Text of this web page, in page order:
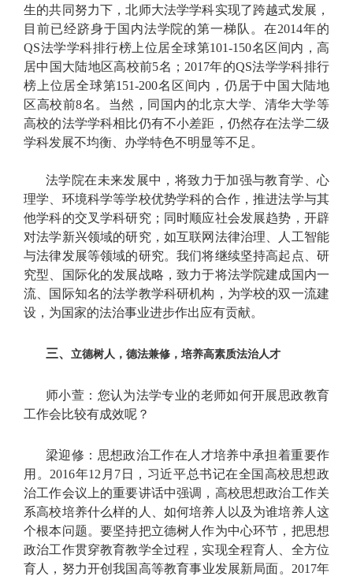
生的共同努力下，北师大法学学科实现了跨越式发展，
目前已经跻身于国内法学院的第一梯队。在2014年的
QS法学学科排行榜上位居全球第101-150名区间内，高
居中国大陆地区高校前5名；2017年的QS法学学科排行
榜上位居全球第151-200名区间内，仍居于中国大陆地
区高校前8名。当然，同国内的北京大学、清华大学等
高校的法学学科相比仍有不小差距，仍然存在法学二级
学科发展不均衡、办学特色不明显等不足。
法学院在未来发展中，将致力于加强与教育学、心
理学、环境科学等学校优势学科的合作，推进法学与其
他学科的交叉学科研究；同时顺应社会发展趋势，开辟
对法学新兴领域的研究，如互联网法律治理、人工智能
与法律发展等领域的研究。我们将继续坚持高起点、研
究型、国际化的发展战略，致力于将法学院建成国内一
流、国际知名的法学教学科研机构，为学校的双一流建
设，为国家的法治事业进步作出应有贡献。
三、 立德树人，德法兼修，培养高素质法治人才
师小萱：您认为法学专业的老师如何开展思政教育
工作会比较有成效呢？
梁迎修：思想政治工作在人才培养中承担着重要作
用。2016年12月7日，习近平总书记在全国高校思想政
治工作会议上的重要讲话中强调，高校思想政治工作关
系高校培养什么样的人、如何培养人以及为谁培养人这
个根本问题。要坚持把立德树人作为中心环节，把思想
政治工作贯穿教育教学全过程，实现全程育人、全方位
育人，努力开创我国高等教育事业发展新局面。2017年